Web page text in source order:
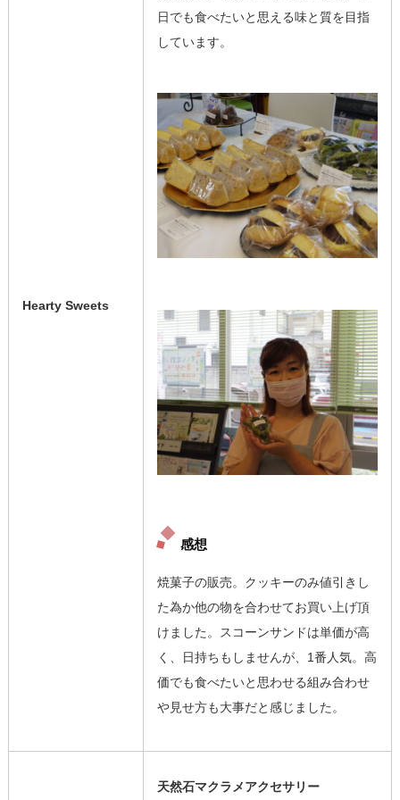
Hearty Sweets
日でも食べたいと思える味と質を目指
しています。
感想
焼菓子の販売。クッキーのみ値引きし
た為か他の物を合わせてお買い上げ頂
けました。スコーンサンドは単価が高
く、日持ちもしませんが、1番人気。高
価でも食べたいと思わせる組み合わせ
や見せ方も大事だと感じました。
天然石マクラメアクセサリー